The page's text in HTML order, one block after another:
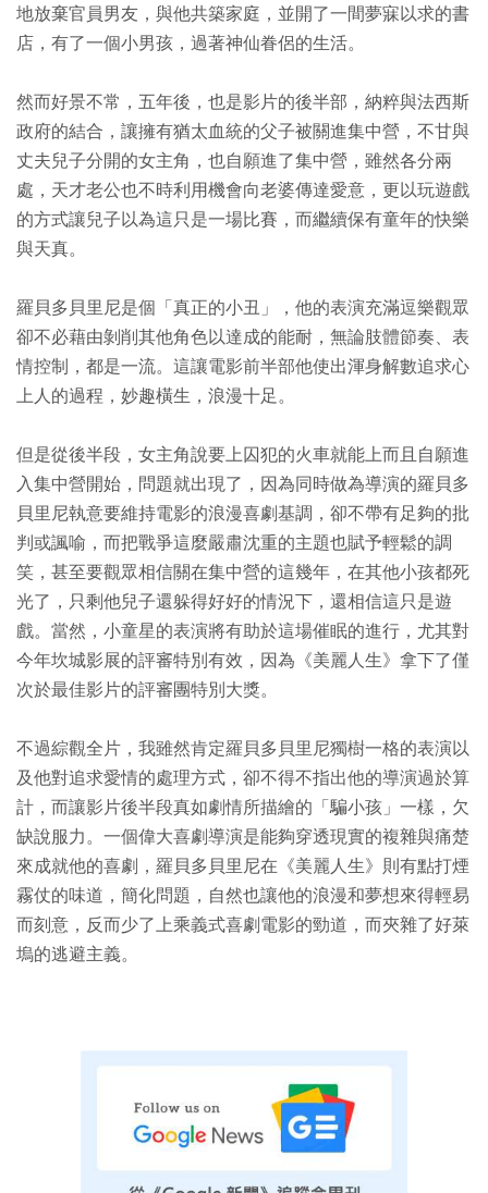
地放棄官員男友，與他共築家庭，並開了一間夢寐以求的書
店，有了一個小男孩，過著神仙眷侶的生活。
然而好景不常，五年後，也是影片的後半部，納粹與法西斯
政府的結合，讓擁有猶太血統的父子被關進集中營，不甘與
丈夫兒子分開的女主角，也自願進了集中營，雖然各分兩
處，天才老公也不時利用機會向老婆傳達愛意，更以玩遊戲
的方式讓兒子以為這只是一場比賽，而繼續保有童年的快樂
與天真。
羅貝多貝里尼是個「真正的小丑」，他的表演充滿逗樂觀眾
卻不必藉由剝削其他角色以達成的能耐，無論肢體節奏、表
情控制，都是一流。這讓電影前半部他使出渾身解數追求心
上人的過程，妙趣橫生，浪漫十足。
但是從後半段，女主角說要上囚犯的火車就能上而且自願進
入集中營開始，問題就出現了，因為同時做為導演的羅貝多
貝里尼執意要維持電影的浪漫喜劇基調，卻不帶有足夠的批
判或諷喻，而把戰爭這麼嚴肅沈重的主題也賦予輕鬆的調
笑，甚至要觀眾相信關在集中營的這幾年，在其他小孩都死
光了，只剩他兒子還躲得好好的情況下，還相信這只是遊
戲。當然，小童星的表演將有助於這場催眠的進行，尤其對
今年坎城影展的評審特別有效，因為《美麗人生》拿下了僅
次於最佳影片的評審團特別大獎。
不過綜觀全片，我雖然肯定羅貝多貝里尼獨樹一格的表演以
及他對追求愛情的處理方式，卻不得不指出他的導演過於算
計，而讓影片後半段真如劇情所描繪的「騙小孩」一樣，欠
缺說服力。一個偉大喜劇導演是能夠穿透現實的複雜與痛楚
來成就他的喜劇，羅貝多貝里尼在《美麗人生》則有點打煙
霧仗的味道，簡化問題，自然也讓他的浪漫和夢想來得輕易
而刻意，反而少了上乘義式喜劇電影的勁道，而夾雜了好萊
塢的逃避主義。